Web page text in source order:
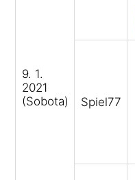
9. 1.
2021
(Sobota)
Spiel77